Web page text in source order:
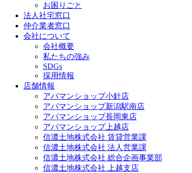
お困りごと
法人社宅窓口
仲介業者窓口
会社について
会社概要
私たちの強み
SDGs
採用情報
店舗情報
アパマンショップ小針店
アパマンショップ新潟駅南店
アパマンショップ長岡東店
アパマンショップ上越店
信濃土地株式会社 賃貸営業課
信濃土地株式会社 法人営業課
信濃土地株式会社 総合企画事業部
信濃土地株式会社 上越支店